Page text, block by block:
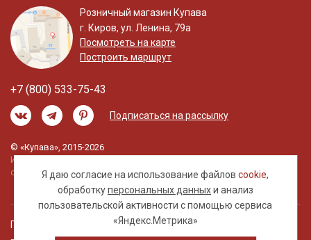
Я даю согласие на использование файловcookie,
обработкуперсональных данныхи анализ
пользовательской активности с помощью сервиса
«Яндекс.Метрика»
Розничный магазин Купава
г. Киров, ул. Ленина, 79а
Посмотреть на карте
Построить маршрут
+7 (800) 533-75-43
Подписаться на рассылку
© «Купава», 2015-2026
Информация на сайте не является публичной
офертой.
Правовая информация